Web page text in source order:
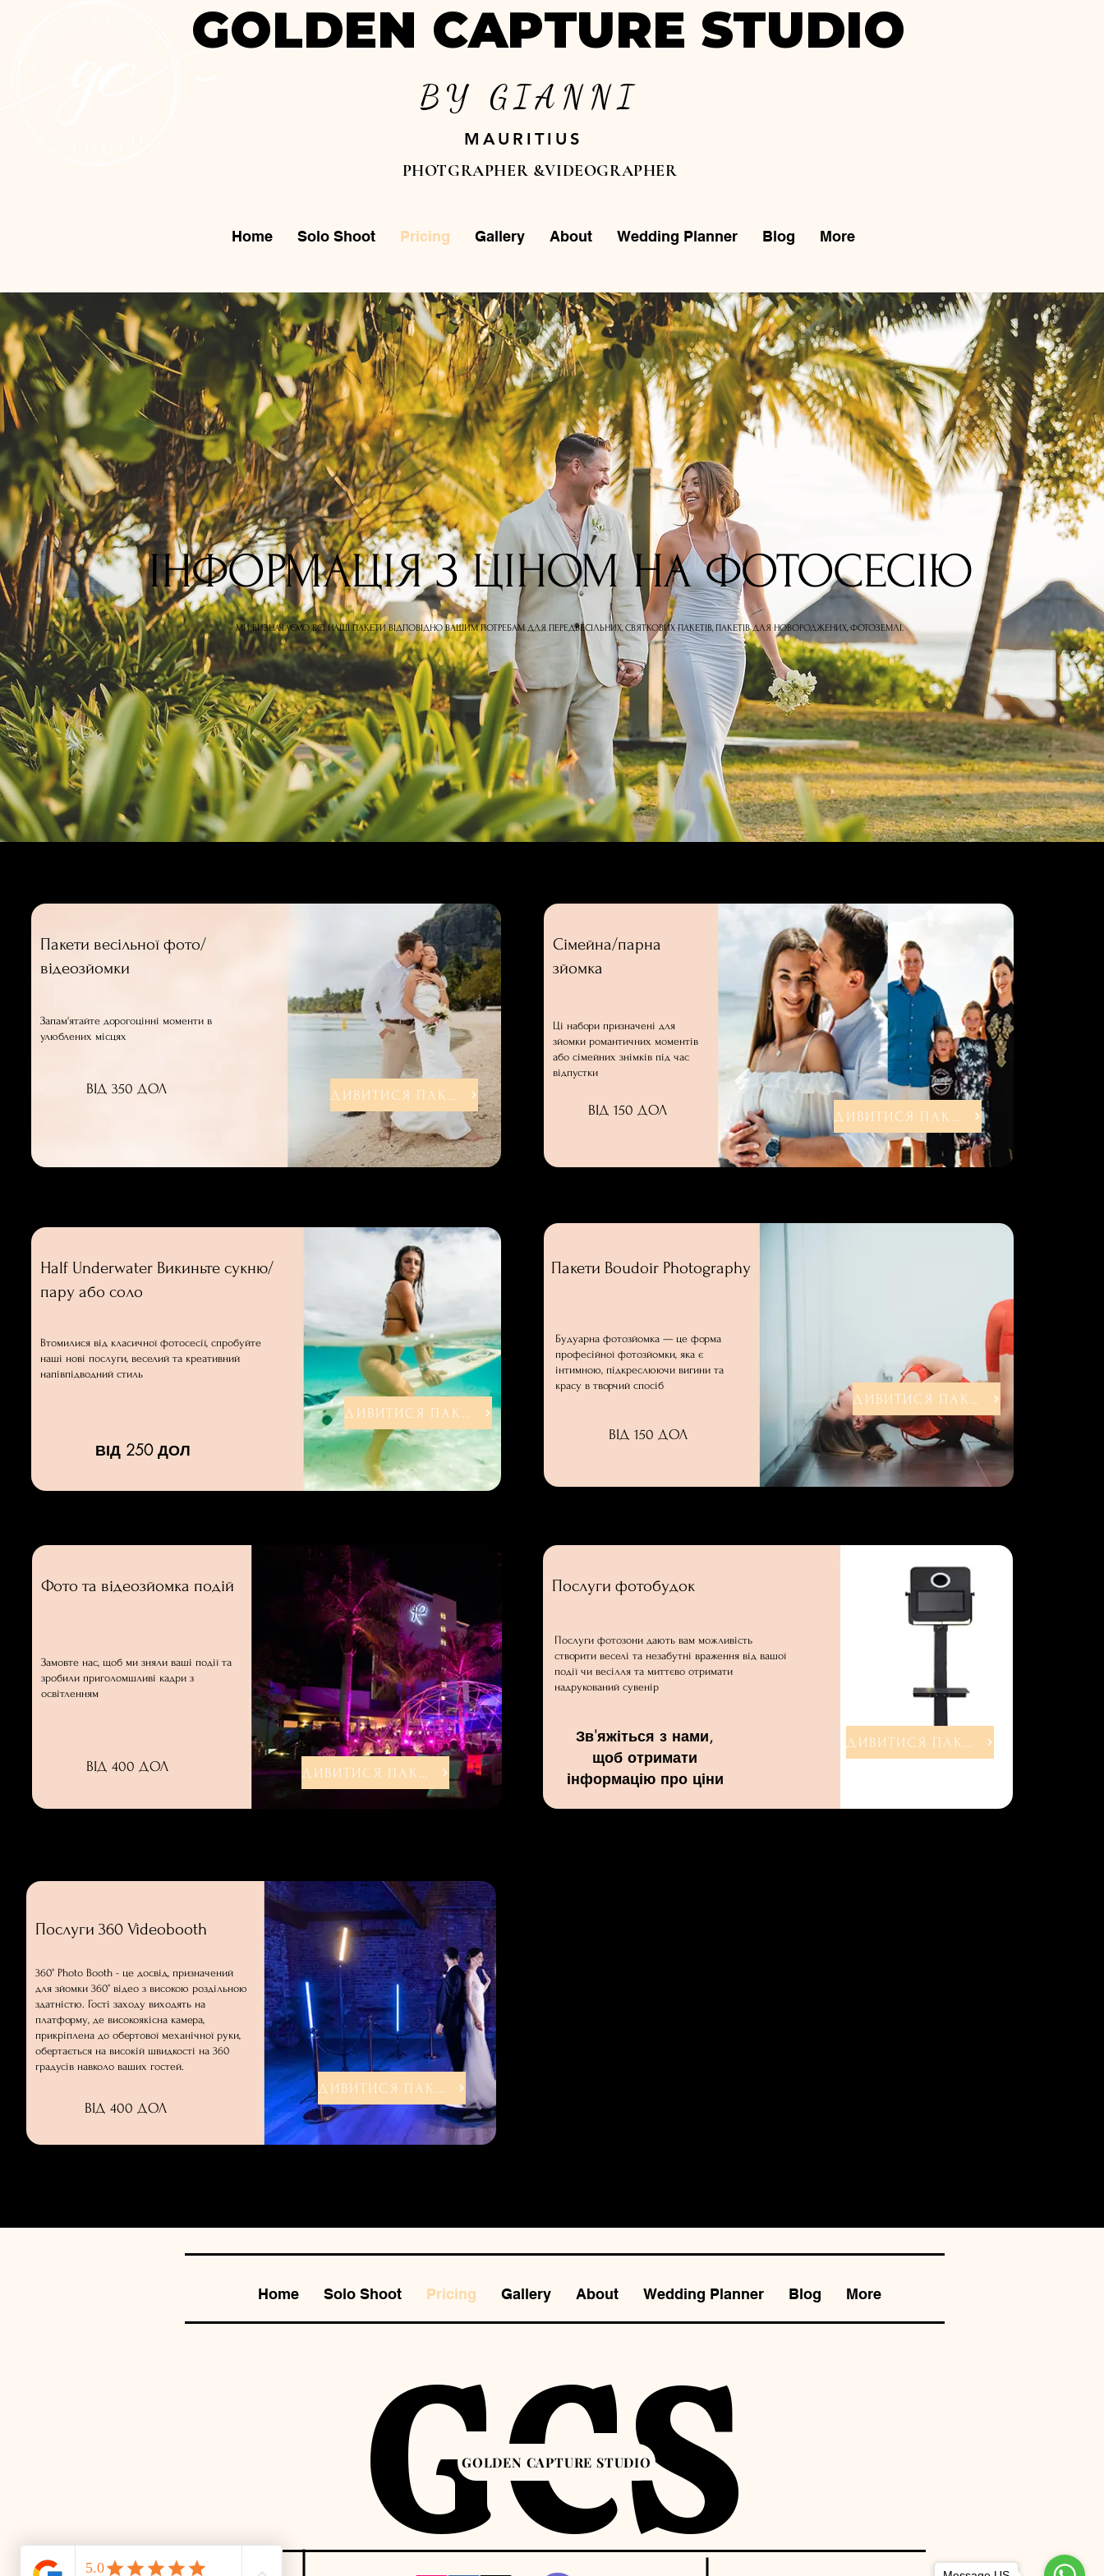
GOLDEN CAPTURE STUDIO
BY GIANNI
MAURITIUS
PHOTGRAPHER &VIDEOGRAPHER
Home Solo Shoot Pricing Gallery About Wedding Planner Blog More
ІНФОРМАЦІЯ З ЦІНОМ НА ФОТОСЕСІЮ
МИ ВИЗНАЧАЄМО ВСІ НАШІ ПАКЕТИ ВІДПОВІДНО ВАШИМ ПОТРЕБАМ ДЛЯ ПЕРЕДВЕСІЛЬНИХ, СВЯТКОВИХ ПАКЕТІВ, ПАКЕТІВ ДЛЯ НОВОРОДЖЕНИХ, ФОТОЗЕМЛІ.
Пакети весільної фото/
відеозйомки
Запам'ятайте дорогоцінні моменти в
улюблених місцях
ВІД 350 ДОЛ ДИВИТИСЯ ПАКЕТИ
Сімейна/парна
зйомка
Ці набори призначені для
зйомки романтичних моментів
або сімейних знімків під час
відпустки
ВІД 150 ДОЛ ДИВИТИСЯ ПАКЕТИ
Half Underwater Викиньте сукню/
пару або соло
Втомилися від класичної фотосесії, спробуйте
наші нові послуги, веселий та креативний
напівпідводний стиль
ВІД 250 ДОЛ
ДИВИТИСЯ ПАКЕТИ
Пакети Boudoir Photography
Будуарна фотозйомка — це форма
професійної фотозйомки, яка є
інтимною, підкреслюючи вигини та
красу в творчий спосіб
ВІД 150 ДОЛ
ДИВИТИСЯ ПАКЕТИ
Фото та відеозйомка подій
Замовте нас, щоб ми зняли ваші події та
зробили приголомшливі кадри з
освітленням
ВІД 400 ДОЛ ДИВИТИСЯ ПАКЕТИ
Послуги фотобудок
Послуги фотозони дають вам можливість
створити веселі та незабутні враження від вашої
події чи весілля та миттєво отримати
надрукований сувенір
Зв'яжіться з нами,
щоб отримати
інформацію про ціни
ДИВИТИСЯ ПАКЕТИ
Послуги 360 Videobooth
360° Photo Booth - це досвід, призначений
для зйомки 360° відео з високою роздільною
здатністю. Гості заходу виходять на
платформу, де високоякісна камера,
прикріплена до обертової механічної руки,
обертається на високій швидкості на 360
градусів навколо ваших гостей.
ДИВИТИСЯ ПАКЕТИ
ВІД 400 ДОЛ
Home Solo Shoot Pricing Gallery About Wedding Planner Blog More
GCS
GOLDEN CAPTURE STUDIO